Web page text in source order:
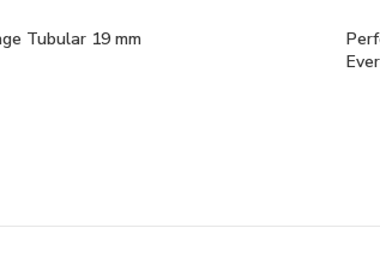
Tubular 19 mm